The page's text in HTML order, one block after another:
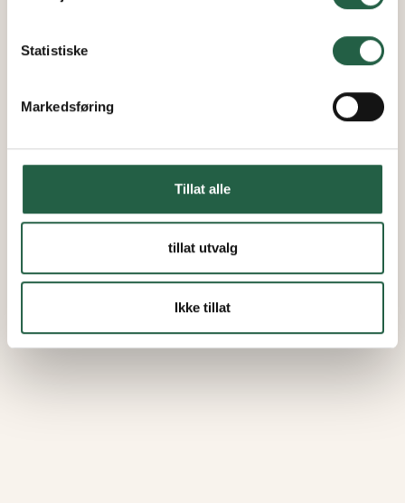
personopplysninger
Statistiske
Markedsføring
Tillat alle
tillat utvalg
Ikke tillat